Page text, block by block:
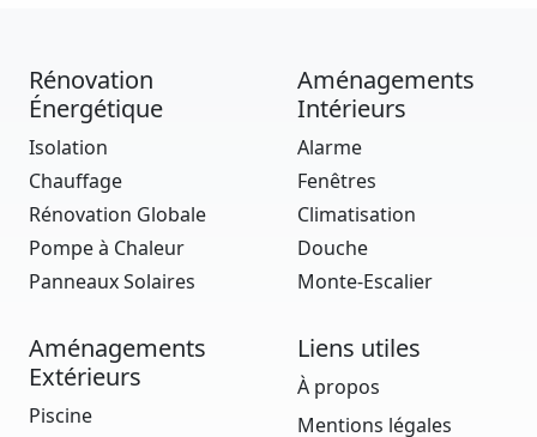
Rénovation
Énergétique
Isolation
Chauffage
Rénovation Globale
Pompe à Chaleur
Panneaux Solaires
Aménagements
Intérieurs
Alarme
Fenêtres
Climatisation
Douche
Monte-Escalier
Aménagements
Extérieurs
Piscine
Liens utiles
À propos
Mentions légales